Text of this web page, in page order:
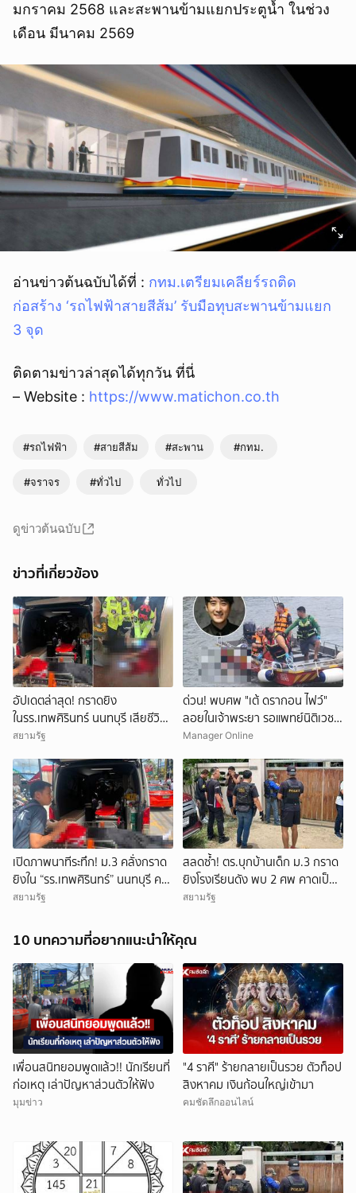
มกราคม 2568 และสะพานข้ามแยกประตูน้ำ ในช่วง
เดือน มีนาคม 2569
อ่านข่าวต้นฉบับได้ที่ : กทม.เตรียมเคลียร์รถติด
ก่อสร้าง ‘รถไฟฟ้าสายสีส้ม’ รับมือทุบสะพานข้ามแยก
3 จุด
ติดตามข่าวล่าสุดได้ทุกวัน ที่นี่
– Website : https://www.matichon.co.th
#รถไฟฟ้า #สายสีส้ม #สะพาน #กทม.
#จราจร #ทั่วไป ทั่วไป
ดูข่าวต้นฉบับ
ข่าวที่เกี่ยวข้อง
อัปเดตล่าสุด! กราดยิง
ในรร.เทพศิรินทร์ นนทบุรี เสียชีวิต
รวม 7 ราย เป็นครู 3 ราย นักเรียน
กว่า 15 ราย
สยามรัฐ
ด่วน! พบศพ "เต้ ดรากอน ไฟว์"
ลอยในเจ้าพระยา รอแพทย์นิติเวช-
ตร.มาตรวจสอบ
Manager Online
เปิดภาพนาทีระทึก! ม.3 คลั่งกราด
ยิงใน “รร.เทพศิรินทร์” นนทบุรี ครู
ดับ 2 บาดเจ็บกว่า 20 ราย ก่อนยิง
สยามรัฐ
สลดซ้ำ! ตร.บุกบ้านเด็ก ม.3 กราด
ยิงโรงเรียนดัง พบ 2 ศพ คาดเป็น
ปู่-ย่า โดนสังหารก่อนก่อเหตุ
สยามรัฐ
10 บทความที่อยากแนะนำให้คุณ
เพื่อนสนิทยอมพูดแล้ว!! นักเรียนที่
ก่อเหตุ เล่าปัญหาส่วนตัวให้ฟัง
มุมข่าว
"4 ราศี" ร้ายกลายเป็นรวย ตัวท็อป
สิงหาคม เงินก้อนใหญ่เข้ามา
คมชัดลึกออนไลน์